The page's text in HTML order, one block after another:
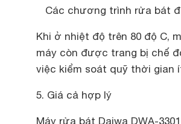
Các chương trình rửa bát
Khi ở nhiệt độ trên 80 độ C,
máy còn được trang bị chế
việc kiểm soát quỹ thời gian
5. Giá cả hợp lý
Máy rửa bát Daiwa DWA-